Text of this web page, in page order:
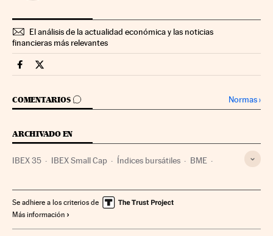
El análisis de la actualidad económica y las noticias
financieras más relevantes
Mercados Financieros Cinco Días en Facebook
Mercados Financieros Cinco Días en Twitter
COMENTARIOS
IR A LOS COMENTARIOS Normas›
ARCHIVADO EN
IBEX 35 IBEX Small Cap Índices bursátiles BME
Se adhiere a los criterios de
Más información